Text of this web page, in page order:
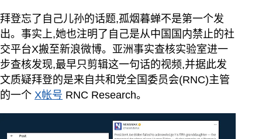
拜登忘了自己儿孙的话题,孤烟暮蝉不是第一个发
出。事实上,她也注明了自己是从中国国内禁止的社
交平台X搬至新浪微博。亚洲事实查核实验室进一
步查核发现,最早只剪辑这一句话的视频,并据此发
文质疑拜登的是来自共和党全国委员会(RNC)主管
的一个 X帐号 RNC Research。